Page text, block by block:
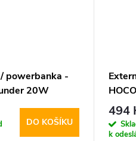
powerbanka -
20W
DO KOŠÍKU
Black
494
k